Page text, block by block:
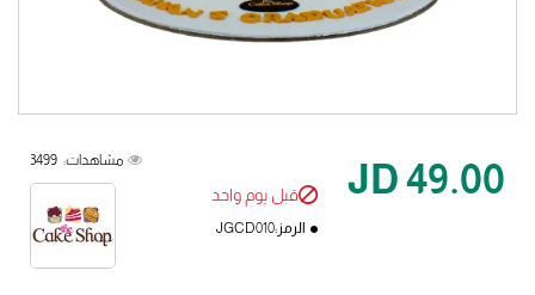
قبل يوم واحد
JD 49.00 قبل يوم واحد
الرمز:JGCD010
مشاهدات: 3499